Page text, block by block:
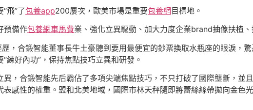
飛”了包養app200屢次，歐美市場是重要包養網目標地。
預備作包養網車馬費業、強化立異驅動、加大力度企業brand抽像扶植
歷，合鍛智能董事長牛土豪聽到要用最便宜的鈔票換取水瓶座的眼淚，
練好內功”，保持焦點技巧立異和研發。
異，合鍛智能先后霸佔了多項尖端焦點技巧，不只打破了國際壟斷，並
表感性的權重。盟和北美地域，國際市林天秤隨即將蕾絲絲帶拋向金色